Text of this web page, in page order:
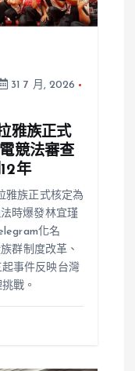
31 7 月, 2026
雅族正式
競法審查
年
雅族正式核定為
時爆發林宜瑾
化名
群制度改革、
事件反映台灣
戰。